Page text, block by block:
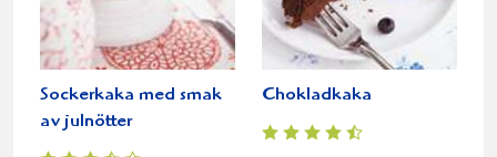
Sockerkaka med smak
av julnötter
Chokladkaka